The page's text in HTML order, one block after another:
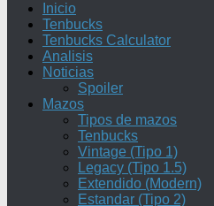
Inicio
Tenbucks
Tenbucks Calculator
Analisis
Noticias
Spoiler
Mazos
Tipos de mazos
Tenbucks
Vintage (Tipo 1)
Legacy (Tipo 1.5)
Extendido (Modern)
Estandar (Tipo 2)